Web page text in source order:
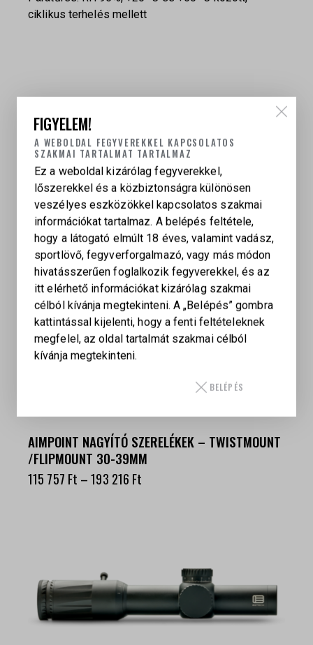
ciklikus terhelés mellett
KAPCSOLÓDÓ TERMÉKEK
AIMPOINT NAGYÍTÓ SZERELÉKEK – TWISTMOUNT
/FLIPMOUNT 30-39MM
115 757 Ft – 193 216 Ft
FIGYELEM!
A WEBOLDAL FEGYVEREKKEL KAPCSOLATOS
SZAKMAI TARTALMAT TARTALMAZ
Ez a weboldal kizárólag fegyverekkel,
lőszerekkel és a közbiztonságra különösen
veszélyes eszközökkel kapcsolatos szakmai
információkat tartalmaz. A belépés feltétele,
hogy a látogató elmúlt 18 éves, valamint vadász,
sportlövő, fegyverforgalmazó, vagy más módon
hivatásszerűen foglalkozik fegyverekkel, és az
itt elérhető információkat kizárólag szakmai
célból kívánja megtekinteni. A „Belépés” gombra
kattintással kijelenti, hogy a fenti feltételeknek
megfelel, az oldal tartalmát szakmai célból
kívánja megtekinteni.
BELÉPÉS